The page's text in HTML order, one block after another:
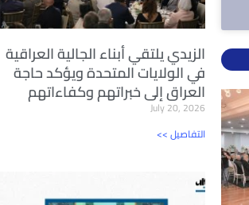
الزيدي يلتقي أبناء الجالية العراقية
في الولايات المتحدة ويؤكد حاجة
العراق إلى خبراتهم وكفاءاتهم
July 20, 2026
<< التفاصيل